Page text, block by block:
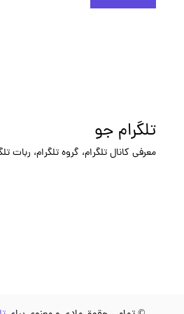
تلگرام جو
معرفی کانال تلگرام، گروه تلگرام، ربات